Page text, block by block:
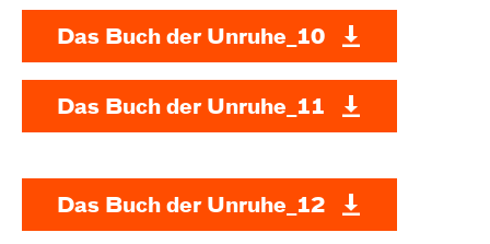
Das Buch der Unruhe_10
Das Buch der Unruhe_11
Das Buch der Unruhe_12